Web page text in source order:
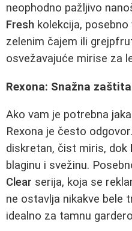
neophodno pažljivo
Fresh kolekcija,
zelenim čajem ili
osvežavajuće mirise za
Rexona: Snažna
Ako vam je potrebna
Rexona je često odgovor.
diskretan, čist miris, dok
blaginu i svežinu.
Clear serija, koja se
ne ostavlja nikakve bele
idealno za tamnu